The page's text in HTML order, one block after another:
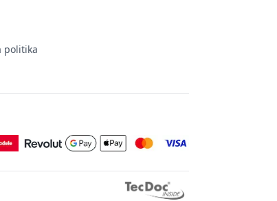
politika